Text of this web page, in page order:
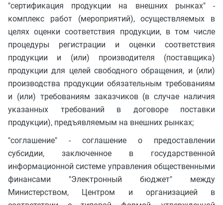
"сертификация продукции на внешних рынках" -
комплекс работ (мероприятий), осуществляемых в
целях оценки соответствия продукции, в том числе
процедуры регистрации и оценки соответствия
продукции и (или) производителя (поставщика)
продукции для целей свободного обращения, и (или)
производства продукции обязательным требованиям
и (или) требованиям заказчиков (в случае наличия
указанных требований в договоре поставки
продукции), предъявляемым на внешних рынках;
"соглашение" - соглашение о предоставлении
субсидии, заключенное в государственной
информационной системе управления общественными
финансами "Электронный бюджет" между
Министерством, Центром и организацией в